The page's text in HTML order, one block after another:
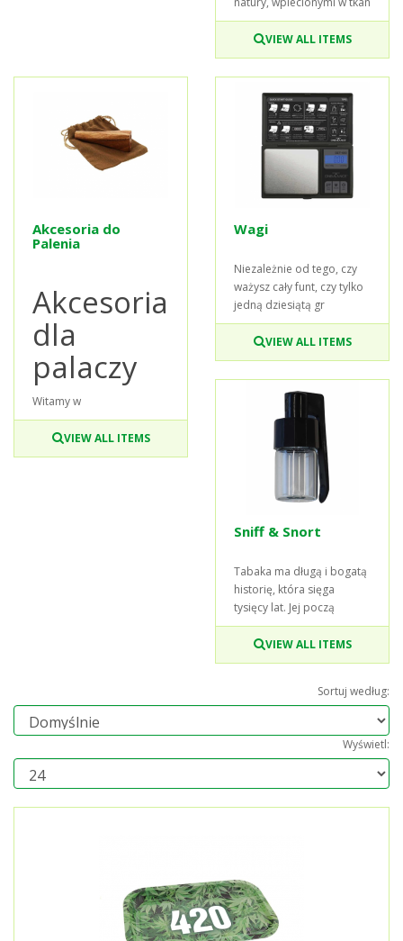
VIEW ALL ITEMS
Akcesoria do
Palenia
Akcesoria
dla
palaczy
Witamy w
VIEW ALL ITEMS
Wagi
Niezależnie od tego, czy
ważysz cały funt, czy tylko
jedną dziesiątą gr
VIEW ALL ITEMS
Sniff & Snort
Tabaka ma długą i bogatą
historię, która sięga
tysięcy lat. Jej począ
VIEW ALL ITEMS
Sortuj według:
Wyświetl: